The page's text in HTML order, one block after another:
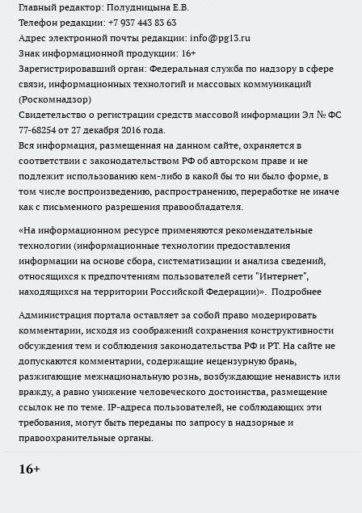
Главный редактор: Полудницына Е.В.
Телефон редакции: +7 937 443 83 63
Адрес электронной почты редакции: info@pg13.ru
Знак информационной продукции: 16+
Зарегистрировавший орган: Федеральная служба по надзору в сфере
связи, информационных технологий и массовых коммуникаций
(Роскомнадзор)
Свидетельство о регистрации средств массовой информации Эл № ФС
77-68254 от 27 декабря 2016 года.
Вся информация, размещенная на данном сайте, охраняется в
соответствии с законодательством РФ об авторском праве и не
подлежит использованию кем-либо в какой бы то ни было форме, в
том числе воспроизведению, распространению, переработке не иначе
как с письменного разрешения правообладателя.
«На информационном ресурсе применяются рекомендательные
технологии (информационные технологии предоставления
информации на основе сбора, систематизации и анализа сведений,
относящихся к предпочтениям пользователей сети "Интернет",
находящихся на территории Российской Федерации)». Подробнее
Администрация портала оставляет за собой право модерировать
комментарии, исходя из соображений сохранения конструктивности
обсуждения тем и соблюдения законодательства РФ и РТ. На сайте не
допускаются комментарии, содержащие нецензурную брань,
разжигающие межнациональную рознь, возбуждающие ненависть или
вражду, а равно унижение человеческого достоинства, размещение
ссылок не по теме. IP-адреса пользователей, не соблюдающих эти
требования, могут быть переданы по запросу в надзорные и
правоохранительные органы.
16+